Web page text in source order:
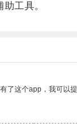
工具。
这个app，我可以